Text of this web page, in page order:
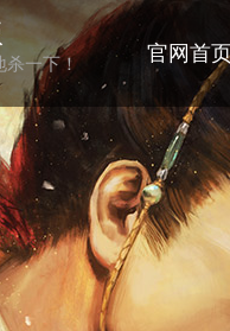
杀一下！ 官网首